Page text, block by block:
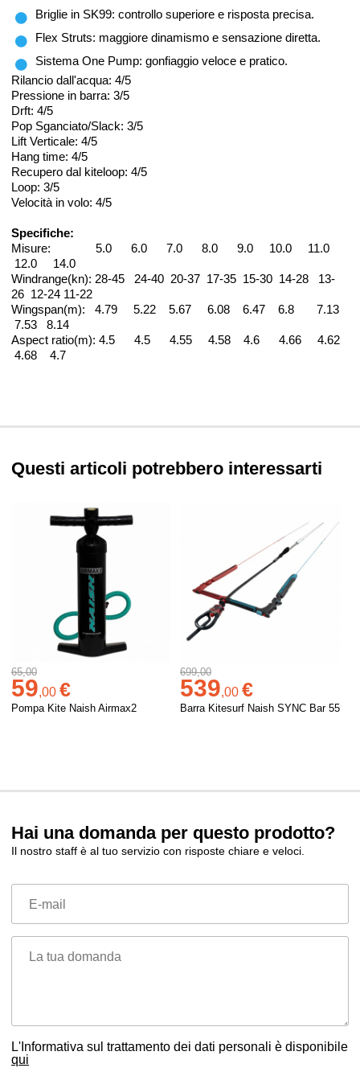
Briglie in SK99: controllo superiore e risposta precisa.
Flex Struts: maggiore dinamismo e sensazione diretta.
Sistema One Pump: gonfiaggio veloce e pratico.
Rilancio dall'acqua: 4/5
Pressione in barra: 3/5
Drft: 4/5
Pop Sganciato/Slack: 3/5
Lift Verticale: 4/5
Hang time: 4/5
Recupero dal kiteloop: 4/5
Loop: 3/5
Velocità in volo: 4/5
Specifiche:
Misure: 5.0 6.0 7.0 8.0 9.0 10.0 11.0
12.0 14.0
Windrange(kn): 28-45 24-40 20-37 17-35 15-30 14-28 13-
26 12-24 11-22
Wingspan(m): 4.79 5.22 5.67 6.08 6.47 6.8 7.13
7.53 8.14
Aspect ratio(m): 4.5 4.5 4.55 4.58 4.6 4.66 4.62
4.68 4.7
Questi articoli potrebbero interessarti
65,00
59,00 €
Pompa Kite Naish Airmax2
699,00
539,00 €
Barra Kitesurf Naish SYNC Bar 55
Hai una domanda per questo prodotto?
Il nostro staff è al tuo servizio con risposte chiare e veloci.
E-mail
La tua domanda
L'Informativa sul trattamento dei dati personali è disponibile
qui